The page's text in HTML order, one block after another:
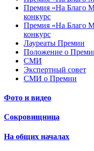
Премия «На Благо
конкурс
Премия «На Благо
конкурс
Лауреаты Премии
Положение о
СМИ
Экспертный совет
СМИ о Премии
Фото и видео
Сокровищница
На общих началах